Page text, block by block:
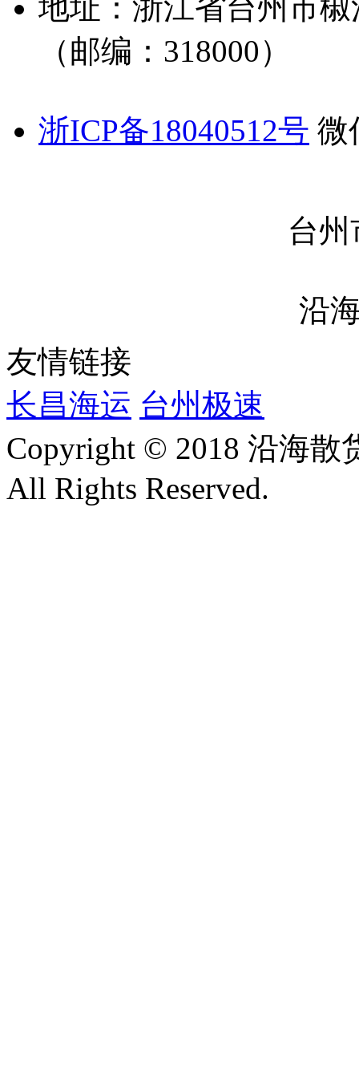
地址：浙江省台州市
（邮编：318000）
浙ICP备18040512号 微
台
沿
友情链接
长昌海运 台州极速
Copyright © 2018 沿海散
All Rights Reserved.